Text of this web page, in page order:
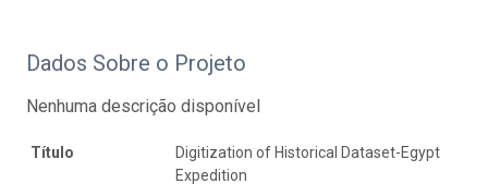
Dados Sobre o Projeto
Nenhuma descrição disponível
Título
Digitization of Historical Dataset-Egypt
Expedition